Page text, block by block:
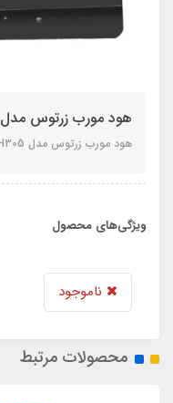
هود مورب زرتوس مدل ZH305
هود مورب زرتوس مدل ZH305
ویژگی‌های محصول
ناموجود
محصولات مرتبط